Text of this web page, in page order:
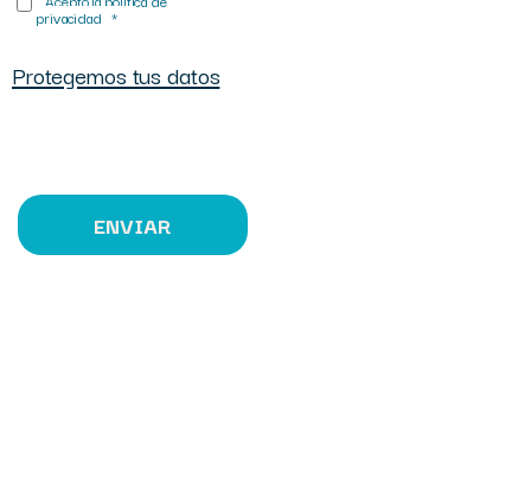
privacidad *
Protegemos tus datos